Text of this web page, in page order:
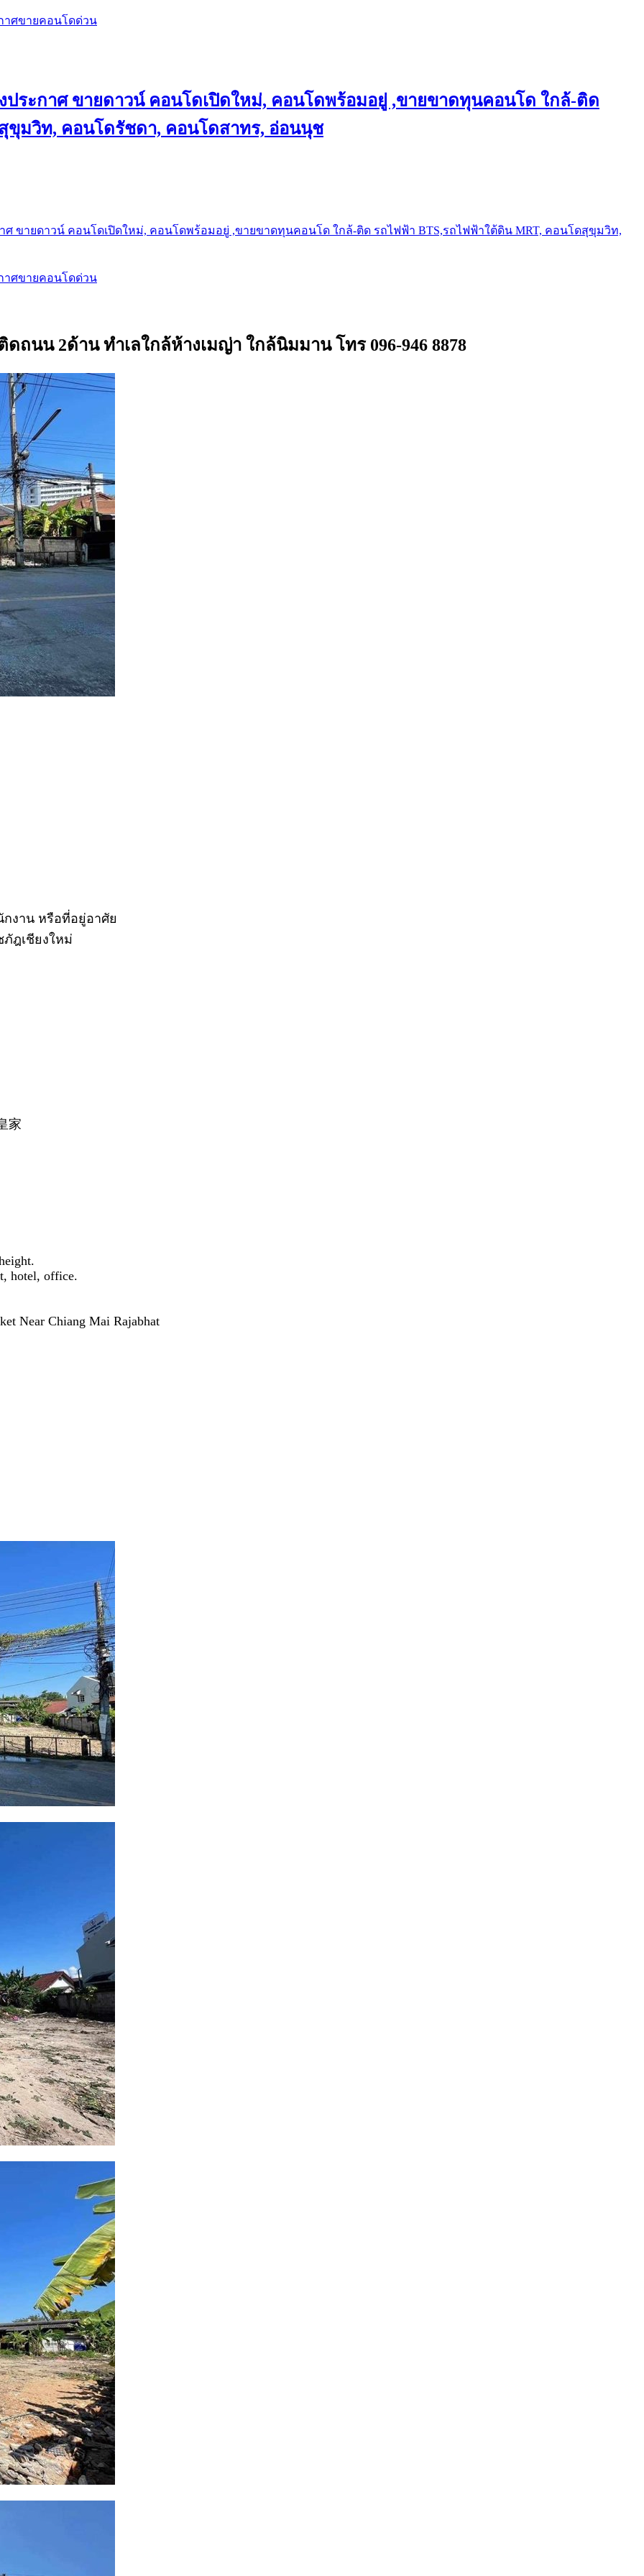
าศขายคอนโดด่วน
ประกาศ ขายดาวน์ คอนโดเปิดใหม่, คอนโดพร้อมอยู่ ,ขายขาดทุนคอนโด ใกล้-ติด
ขุมวิท, คอนโดรัชดา, คอนโดสาทร, อ่อนนุช
ศ ขายดาวน์ คอนโดเปิดใหม่, คอนโดพร้อมอยู่ ,ขายขาดทุนคอนโด ใกล้-ติด รถไฟฟ้า BTS,รถไฟฟ้าใต้ดิน MRT, คอนโดสุขุมวิท,
าศขายคอนโดด่วน
ถนน 2ด้าน ทำเลใกล้ห้างเมญ่า ใกล้นิมมาน โทร 096-946 8878
กงาน หรือที่อยู่อาศัย
ฎเชียงใหม่
家
hotel, office.
Near Chiang Mai Rajabhat